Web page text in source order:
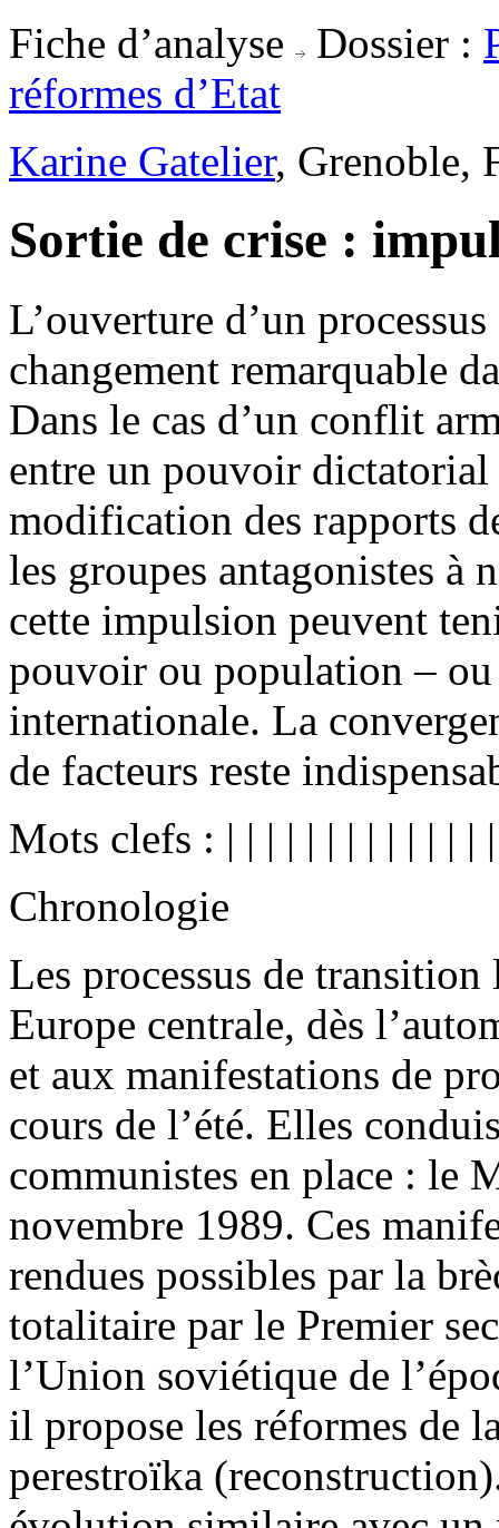
Fiche d’analyse Dossier :
réformes d’Etat
Karine Gatelier, Grenoble,
Sortie de crise :
L’ouverture d’un
changement remarquable
Dans le cas d’un conflit
entre un pouvoir
modification des rapports
les groupes antagonistes à
cette impulsion peuvent
pouvoir ou population – ou
internationale. La
de facteurs reste
Mots clefs : | | | | | | | | | | | | | |
Chronologie
Les processus de
Europe centrale, dès
et aux manifestations de
cours de l’été. Elles
communistes en place : le
novembre 1989. Ces
rendues possibles par la
totalitaire par le Premier
l’Union soviétique de
il propose les réformes de
perestroïka